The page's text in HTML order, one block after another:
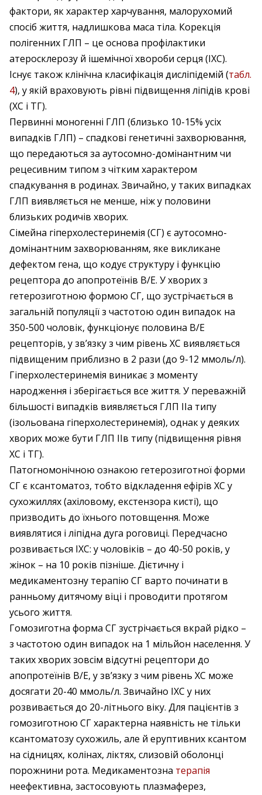
фактори, як характер харчування, малорухомий
спосіб життя, надлишкова маса тіла. Корекція
полігенних ГЛП – це основа профілактики
атеросклерозу й ішемічної хвороби серця (ІХС).
Існує також клінічна класифікація дисліпідемій (табл.
4), у якій враховують рівні підвищення ліпідів крові
(ХС і ТГ).
Первинні моногенні ГЛП (близько 10-15% усіх
випадків ГЛП) – спадкові генетичні захворювання,
що передаються за аутосомно-домінантним чи
рецесивним типом з чітким характером
спадкування в родинах. Звичайно, у таких випадках
ГЛП виявляється не менше, ніж у половини
близьких родичів хворих.
Сімейна гіперхолестеринемія (СГ) є аутосомно-
домінантним захворюванням, яке викликане
дефектом гена, що кодує структуру і функцію
рецептора до апопротеїнів В/Е. У хворих з
гетерозиготною формою СГ, що зустрічається в
загальній популяції з частотою один випадок на
350-500 чоловік, функціонує половина В/Е
рецепторів, у зв’язку з чим рівень ХС виявляється
підвищеним приблизно в 2 рази (до 9-12 ммоль/л).
Гіперхолестеринемія виникає з моменту
народження і зберігається все життя. У переважній
більшості випадків виявляється ГЛП ІІа типу
(ізольована гіперхолестеринемія), однак у деяких
хворих може бути ГЛП ІІв типу (підвищення рівня
ХС і ТГ).
Патогномонічною ознакою гетерозиготної форми
СГ є ксантоматоз, тобто відкладення ефірів ХС у
сухожиллях (ахіловому, екстензора кисті), що
призводить до їхнього потовщення. Може
виявлятися і ліпідна дуга роговиці. Передчасно
розвивається ІХС: у чоловіків – до 40-50 років, у
жінок – на 10 років пізніше. Дієтичну і
медикаментозну терапію СГ варто починати в
ранньому дитячому віці і проводити протягом
усього життя.
Гомозиготна форма СГ зустрічається вкрай рідко –
з частотою один випадок на 1 мільйон населення. У
таких хворих зовсім відсутні рецептори до
апопротеїнів В/Е, у зв’язку з чим рівень ХС може
досягати 20-40 ммоль/л. Звичайно ІХС у них
розвивається до 20-літнього віку. Для пацієнтів з
гомозиготною СГ характерна наявність не тільки
ксантоматозу сухожиль, але й еруптивних ксантом
на сідницях, колінах, ліктях, слизовій оболонці
порожнини рота. Медикаментозна терапія
неефективна, застосовують плазмаферез,